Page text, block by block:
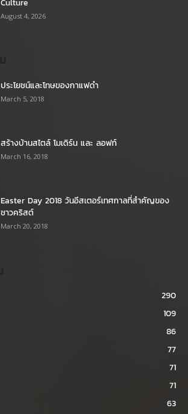
August 4, 2026
ประโยชน์และโทษของกาแฟดำ
March 5, 2018
สร้างบ้านสไตล์ โมเดิร์น และ ลอฟท์
March 16, 2018
Easter Day 2018 วันอีสเตอร์เทศกาลที่สำคัญของ
ชาวคริสต์
March 20, 2018
290
109
86
77
71
71
63